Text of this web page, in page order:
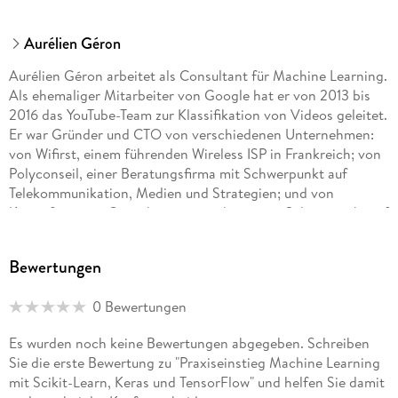
Aurélien Géron
Aurélien Géron arbeitet als Consultant für Machine Learning.
Als ehemaliger Mitarbeiter von Google hat er von 2013 bis
2016 das YouTube-Team zur Klassifikation von Videos geleitet.
Er war Gründer und CTO von verschiedenen Unternehmen:
von Wifirst, einem führenden Wireless ISP in Frankreich; von
Polyconseil, einer Beratungsfirma mit Schwerpunkt auf
Telekommunikation, Medien und Strategien; und von
Kiwisoft, einem Consultingunternehmen mit Schwerpunkt auf
Davor war er als Ingenieur in verschiedenen Bereichen tätig:
(das Department of Defense in Kanada) und Gesundheit
veröffentlicht (zu C++, WiFi und Internetarchitekturen) und
war Dozent für Informatik in einer französischen
Ingenieursschule.
Bewertungen
0 Bewertungen
Es wurden noch keine Bewertungen abgegeben. Schreiben
Sie die erste Bewertung zu "Praxiseinstieg Machine Learning
mit Scikit-Learn, Keras und TensorFlow" und helfen Sie damit